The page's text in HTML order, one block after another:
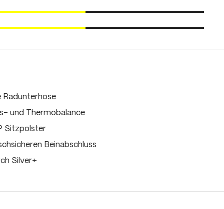
Radunterhose
und Thermobalance
Sitzpolster
Beinabschluss
Silver+